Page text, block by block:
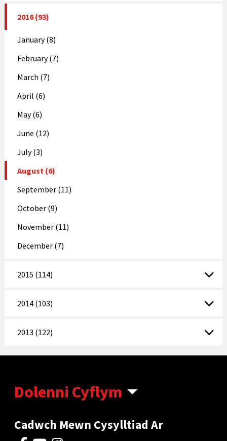
2016 (93)
January (8)
February (7)
March (7)
April (6)
May (6)
June (12)
July (3)
August (6)
September (11)
October (9)
November (11)
December (7)
2015 (114)
2014 (103)
2013 (122)
Dolenni Cyflym
Cadwch Mewn Cysylltiad Ar